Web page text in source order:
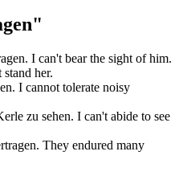
. I can't bearthe sight of him.
stand her.
. I cannot tolerate noisy
zu sehen. I can't abide to see
. They endured many